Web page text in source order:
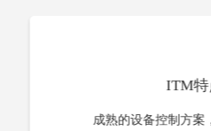
ITM特
成熟的设备控制方案